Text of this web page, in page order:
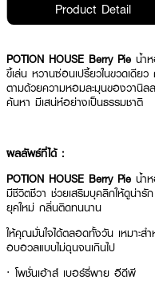
Product Detail
POTION HOUSE Berry Pie น้ำ
ขี้เล่น หวานซ่อนเปรี้ยวในขวดเดีย
ตามด้วยความหอมละมุนของวานิล
ค้นหา มีเสน่ห์อย่างเป็นธรรมชาติ
ผลลัพธ์ที่ได้ :
POTION HOUSE Berry Pie น้ำ
มีชีวิตชีวา ช่วยเสริมบุคลิกให้ดูน่ารั
ยุคใหม่ กลิ่นติดทนนาน
ให้คุณมั่นใจได้ตลอดทั้งวัน เหมาะส
อบอวลแบบไม่ฉุนจนเกินไป
· โพชั่นเฮ้าส์ เบอร์รี่พาย อีดีพี